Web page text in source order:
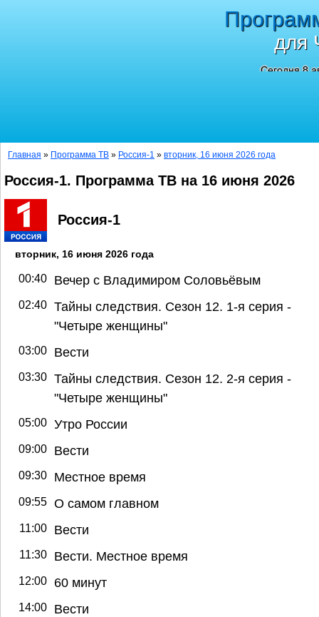
для
Сегодня 8
Главная » Программа ТВ » Россия-1 » вторник, 16 июня 2026 года
Россия-1. Программа ТВ на 16 июня 2026
Россия-1
вторник, 16 июня 2026 года
00:40 Вечер с Владимиром Соловьёвым
02:40 Тайны следствия. Сезон 12. 1-я серия -
"Четыре женщины"
03:00 Вести
03:30 Тайны следствия. Сезон 12. 2-я серия -
"Четыре женщины"
05:00 Утро России
09:00 Вести
09:30 Местное время
09:55 О самом главном
11:00 Вести
11:30 Вести. Местное время
12:00 60 минут
14:00 Вести